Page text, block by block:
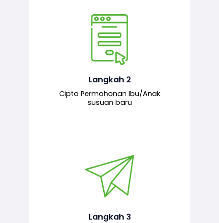
Langkah 2
Cipta Permohonan Ibu/Anak
susuan baru
Pemohon mengisi borang
permohonan bagi pendaftaran
baharu melalui sistem.
Langkah 3
Permohonan yang lengkap dihantar
untuk proses semakan dan
bertanggungjawab.